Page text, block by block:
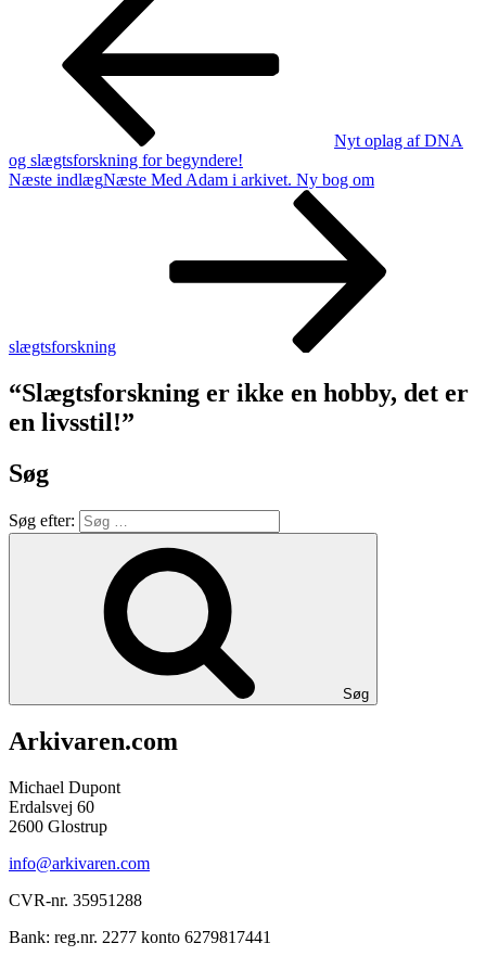
Nyt oplag af DNA
og slægtsforskning for begyndere!
Næste indlægNæste Med Adam i arkivet. Ny bog om
slægtsforskning
“Slægtsforskning er ikke en hobby, det er
en livsstil!”
Søg
Søg efter:
Søg
Arkivaren.com
Michael Dupont
Erdalsvej 60
2600 Glostrup
info@arkivaren.com
CVR-nr. 35951288
Bank: reg.nr. 2277 konto 6279817441